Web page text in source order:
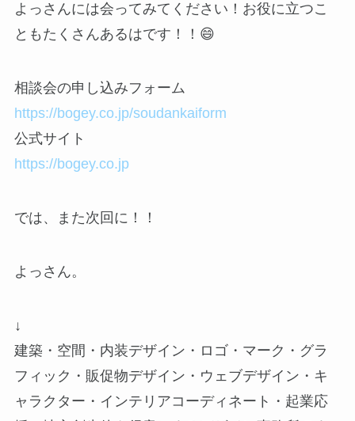
よっさんには会ってみてください！お役に立つこ
ともたくさんあるはです！！😄
相談会の申し込みフォーム
https://bogey.co.jp/soudankaiform
公式サイト
https://bogey.co.jp
では、また次回に！！
よっさん。
↓
建築・空間・内装デザイン・ロゴ・マーク・グラ
フィック・販促物デザイン・ウェブデザイン・キ
ャラクター・インテリアコーディネート・起業応